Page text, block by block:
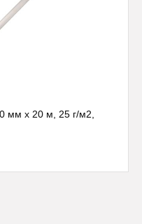
мм х 20 м, 25 г/м2,